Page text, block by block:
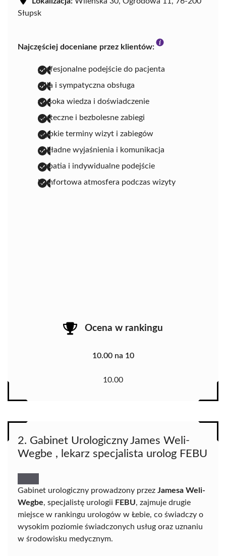
Słupsk
Najczęściej doceniane przez klientów:
profesjonalne podejście do pacjenta
miła i sympatyczna obsługa
wysoka wiedza i doświadczenie
skuteczne i bezbolesne zabiegi
szybkie terminy wizyt i zabiegów
dokładne wyjaśnienia i komunikacja
empatia i indywidualne podejście
komfortowa atmosfera podczas wizyty
Ocena w rankingu
10.00 na 10
10.00
2. Gabinet Urologiczny James Weli-
Wegbe , lekarz specjalista urolog FEBU
Gabinet urologiczny prowadzony przez Jamesa Weli-
Wegbe, specjalistę urologii FEBU, zajmuje drugie
miejsce w rankingu urologów w Łebie, co świadczy o
wysokim poziomie świadczonych usług oraz uznaniu
w środowisku medycznym.